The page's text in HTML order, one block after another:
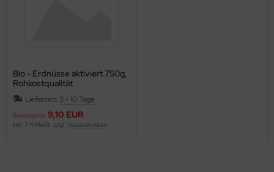
Bio - Erdnüsse aktiviert 750g,
Rohkostqualität
Lieferzeit: 3 - 10 Tage
Sonderpreis 9,10 EUR
inkl. 7 % MwSt. zzgl. Versandkosten